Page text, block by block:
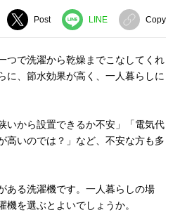
Post LINE Copy
つで洗濯から乾燥までこなしてくれ
に、節水効果が高く、一人暮らしに
いから設置できるか不安」「電気代
高いのでは？」など、不安な方も多
ある洗濯機です。一人暮らしの場
を選ぶとよいでしょうか。